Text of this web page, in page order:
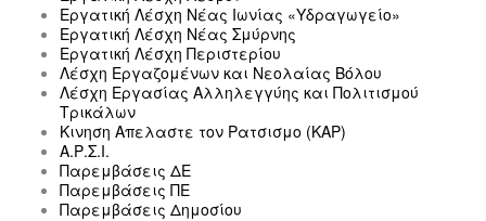
Εργατική Λέσχη Νέας Ιωνίας «Υδραγωγείο»
Εργατική Λέσχη Νέας Σμύρνης
Εργατική Λέσχη Περιστερίου
Λέσχη Εργαζομένων και Νεολαίας Βόλου
Λέσχη Εργασίας Αλληλεγγύης και Πολιτισμού
Τρικάλων
Κινηση Απελαστε τον Ρατσισμο (ΚΑΡ)
Α.Ρ.Σ.Ι.
Παρεμβάσεις ΔΕ
Παρεμβάσεις ΠΕ
Παρεμβάσεις Δημοσίου